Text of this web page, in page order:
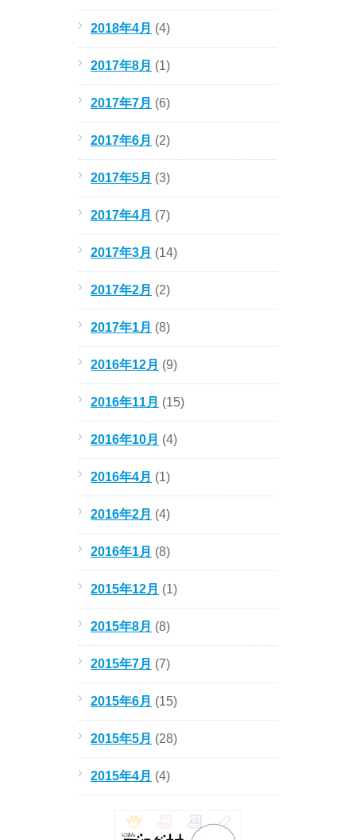
2018年4月 (4)
2017年8月 (1)
2017年7月 (6)
2017年6月 (2)
2017年5月 (3)
2017年4月 (7)
2017年3月 (14)
2017年2月 (2)
2017年1月 (8)
2016年12月 (9)
2016年11月 (15)
2016年10月 (4)
2016年4月 (1)
2016年2月 (4)
2016年1月 (8)
2015年12月 (1)
2015年8月 (8)
2015年7月 (7)
2015年6月 (15)
2015年5月 (28)
2015年4月 (4)